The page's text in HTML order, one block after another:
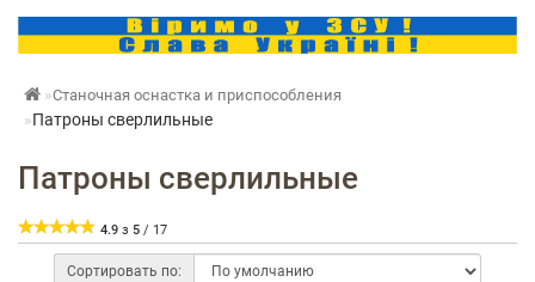
Станочная оснастка и приспособления
Патроны сверлильные
Патроны сверлильные
4.9 з 5 / 17
Сортировать по: